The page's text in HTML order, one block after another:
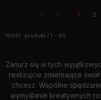
1 2
Wszystkie produkty w kategorii
19691 produkt 1 40
Zanurz się w tych
realizujcie zmieniające
chcesz. Wspólne
wymyślanie kreatywnych